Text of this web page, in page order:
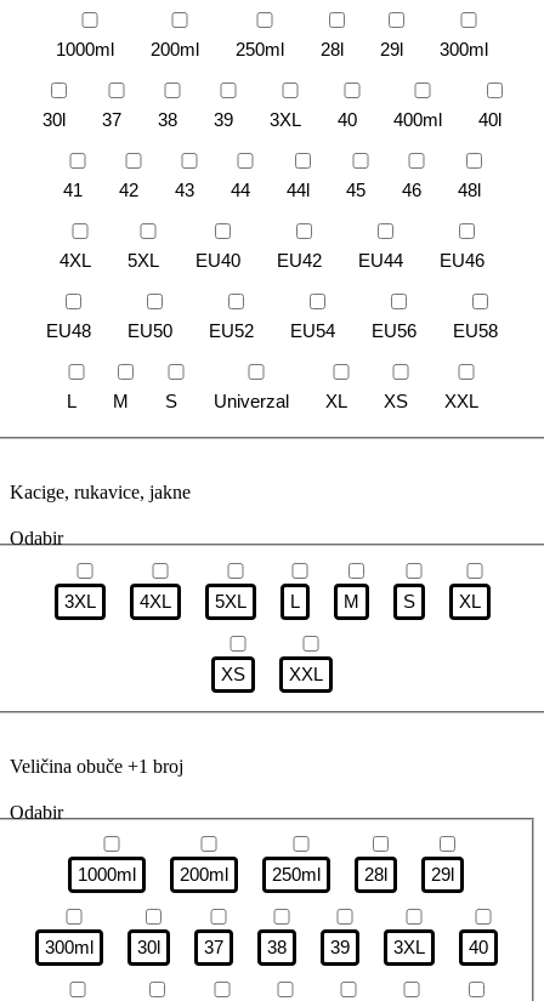
1000ml 200ml 250ml 28l 29l 300ml
30l 37 38 39 3XL 40 400ml 40l
41 42 43 44 44l 45 46 48l
4XL 5XL EU40 EU42 EU44 EU46
EU48 EU50 EU52 EU54 EU56 EU58
L M S Univerzal XL XS XXL
Kacige, rukavice, jakne
Odabir
3XL 4XL 5XL L M S XL
XS XXL
Veličina obuče +1 broj
Odabir
1000ml 200ml 250ml 28l 29l
300ml 30l 37 38 39 3XL 40